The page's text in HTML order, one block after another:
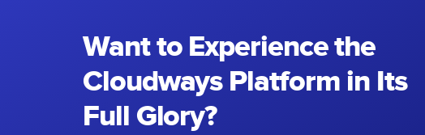
Want to Experience the
Cloudways Platform in Its
Full Glory?